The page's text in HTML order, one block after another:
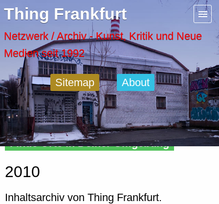
Thing Frankfurt
Netzwerk / Archiv - Kunst, Kritik und Neue
Medien seit 1992
Sitemap About
Finde Orte in Deiner Umgebung
2010
Inhaltsarchiv von Thing Frankfurt.
Menu
Artspaces
Cool Places
Frankfurt Diary
Activity
Recent Posts
Home